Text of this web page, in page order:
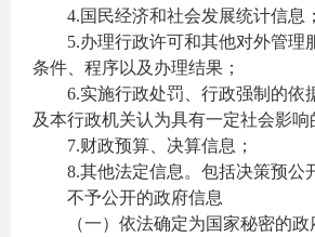
4.国民经济和社会发展统计信息；
5.办理行政许可和其他对外管理
条件、程序以及办理结果；
6.实施行政处罚、行政强制的依
及本行政机关认为具有一定社会影响
7.财政预算、决算信息；
8.其他法定信息。包括决策预公
不予公开的政府信息
（一）依法确定为国家秘密的